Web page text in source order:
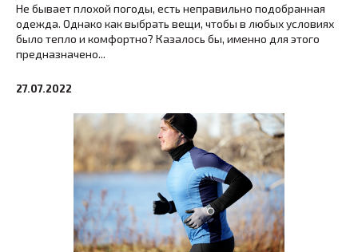
Не бывает плохой погоды, есть неправильно подобранная
одежда. Однако как выбрать вещи, чтобы в любых условиях
было тепло и комфортно? Казалось бы, именно для этого
предназначено...
27.07.2022